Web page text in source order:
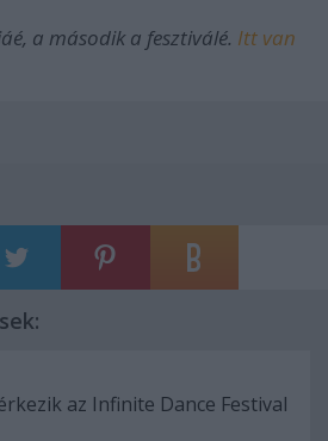
a második a fesztiválé. Itt van
az Infinite Dance Festival